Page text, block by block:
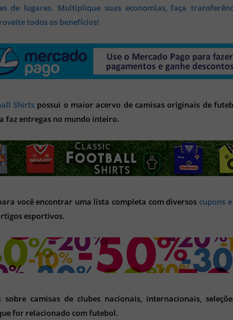
de lugares. Multiplique suas economias, faça
todos os benefícios!
Shirts possui o maior acervo de camisas originais de
faz entregas no mundo inteiro.
você encontrar uma lista completa com diversoscupons
esportivos.
sobre camisas de clubes nacionais, internacionais,
for relacionado com futebol.